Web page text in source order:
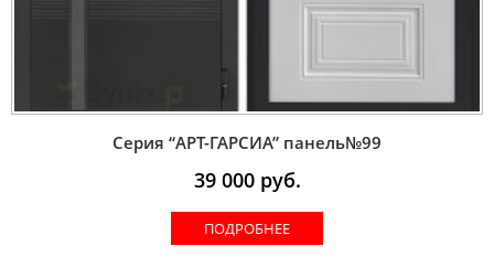
Серия “AРT-ГАРСИА” панель№99
39 000руб.
ПОДРОБНЕЕ